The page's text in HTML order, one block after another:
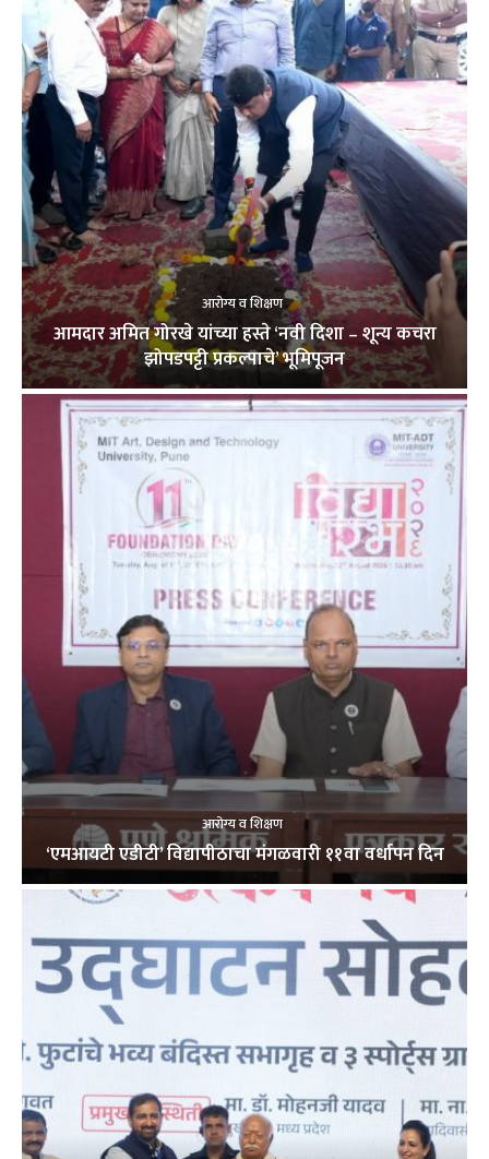
आरोग्य व शिक्षण
आमदार अमित गोरखे यांच्या हस्ते ‘नवी दिशा – शून्य कचरा
झोपडपट्टी प्रकल्पाचे’ भूमिपूजन
आरोग्य व शिक्षण
‘एमआयटी एडीटी’ विद्यापीठाचा मंगळवारी ११वा वर्धापन दिन